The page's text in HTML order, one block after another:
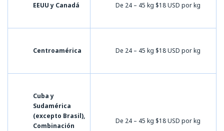
EEUU y Canadá De 24 – 45 kg $18 USD por kg
Centroamérica De 24 – 45 kg $18 USD por kg
Cuba y
Sudamérica
(excepto Brasil),
Combinación
De 24 – 45 kg $18 USD por kg